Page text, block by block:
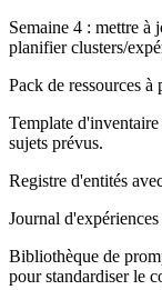
Semaine 4 : mettre à
planifier clusters/
Pack de ressources à
Template
sujets prévus.
Registre d'entités
Journal
Bibliothèque de
pour standardiser le